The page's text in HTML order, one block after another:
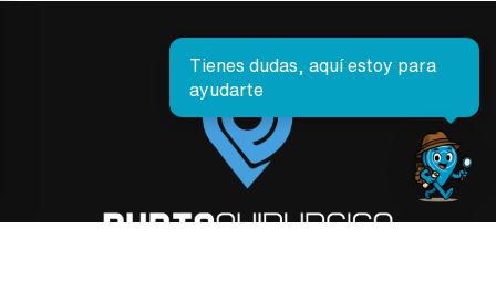
Tienes dudas, aquí estoy para
ayudarte